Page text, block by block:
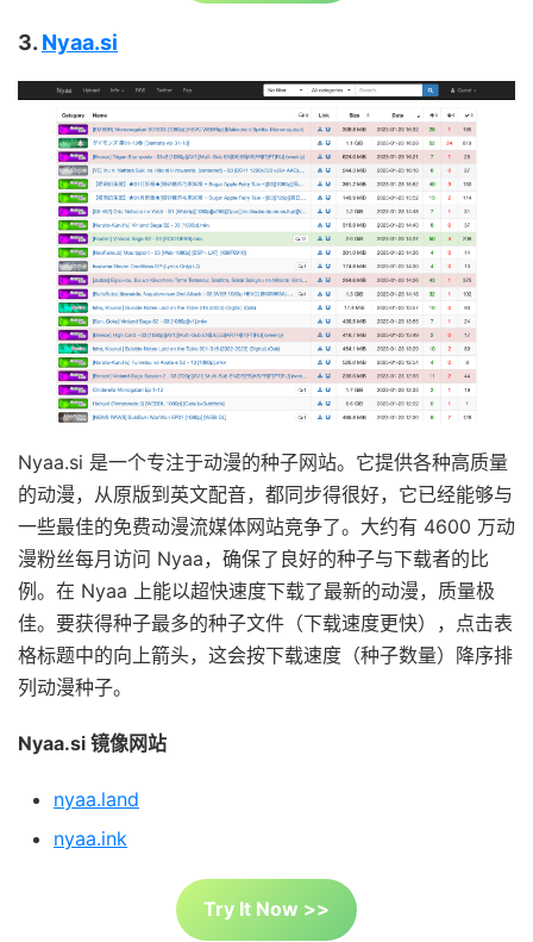
3. Nyaa.si
Nyaa.si 是一个专注于动漫的种子网站。它提供各种高质量
的动漫，从原版到英文配音，都同步得很好，它已经能够与
一些最佳的免费动漫流媒体网站竞争了。大约有 4600 万动
漫粉丝每月访问 Nyaa，确保了良好的种子与下载者的比
例。在 Nyaa 上能以超快速度下载了最新的动漫，质量极
佳。要获得种子最多的种子文件（下载速度更快），点击表
格标题中的向上箭头，这会按下载速度（种子数量）降序排
列动漫种子。
Nyaa.si 镜像网站
nyaa.land
nyaa.ink
Try It Now >>